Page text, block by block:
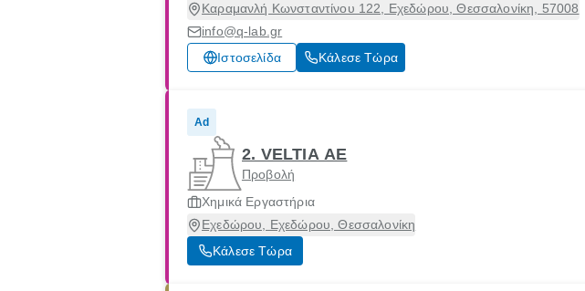
Καραμανλή Κωνσταντίνου 122, Εχεδώρου, Θεσσαλονίκη, 57008
info@q-lab.gr
Ιστοσελίδα
Κάλεσε Τώρα
Ad
2. VELTIA ΑΕ
Προβολή
Χημικά Εργαστήρια
Εχεδώρου, Εχεδώρου, Θεσσαλονίκη
Κάλεσε Τώρα